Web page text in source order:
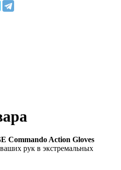
Commando Action Gloves
рук в экстремальных